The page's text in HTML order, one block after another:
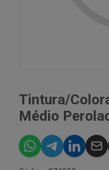
Tintura/
Médio